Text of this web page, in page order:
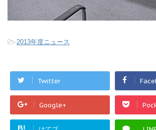
-2013年度ニュース
Twitter
Google+
B!